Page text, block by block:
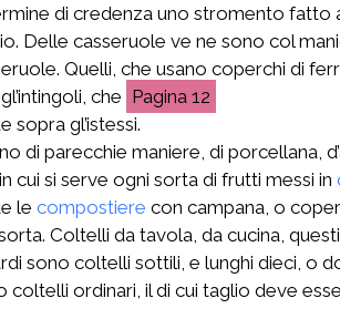
di credenza uno stromento
Delle casseruole ve ne sono col
Quelli, che usano coperchi di
che
12
sopra gl’istessi.
di parecchie maniere, di porcellana,
cui si serve ogni sorta di frutti messi in
le compostiere con campana, o
sorta. Coltelli da tavola, da cucina,
sono coltelli sottili, e lunghi dieci, o
coltelli ordinari, il di cui taglio deve